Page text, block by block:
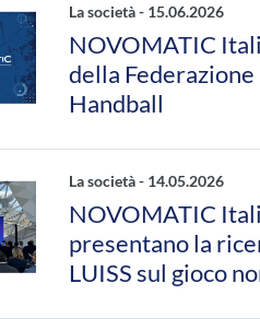
La società - 15.06.2026
NOVOMATIC
della
Handball
La società - 14.05.2026
NOVOMATIC
presentano la
LUISS sul gioco